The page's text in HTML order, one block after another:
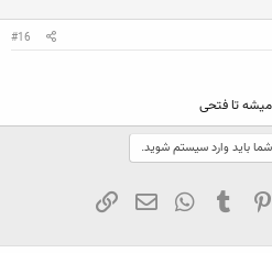
#16
تا فتحی
باید وارد سیستم شوید.
Pinterest
Tumblr
WhatsApp
ایمیل